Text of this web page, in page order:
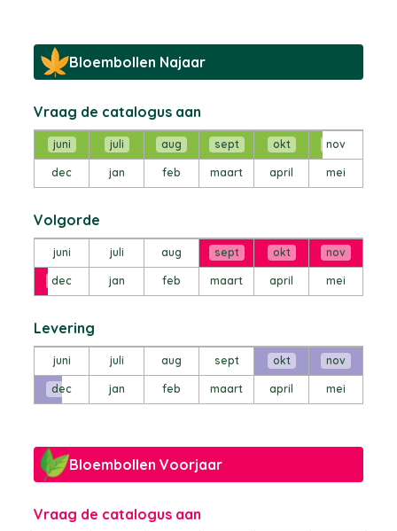
Bloembollen Najaar
Vraag de catalogus aan
juni juli aug sept okt nov
dec jan feb maart april mei
Volgorde
juni juli aug sept okt nov
dec jan feb maart april mei
Levering
juni juli aug sept okt nov
dec jan feb maart april mei
Bloembollen Voorjaar
Vraag de catalogus aan